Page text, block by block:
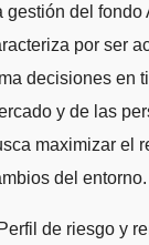
gestión del fondo
por ser
decisiones en
y de las
maximizar el
del entorno.
de riesgo y